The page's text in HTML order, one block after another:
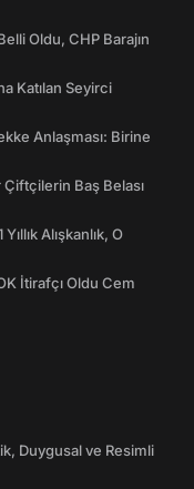
Oldu, CHP Barajın
Katılan Seyirci
Anlaşması: Birine
Çiftçilerin Baş Belası
Alışkanlık, O
İtirafçı Oldu Cem
Duygusal ve Resimli